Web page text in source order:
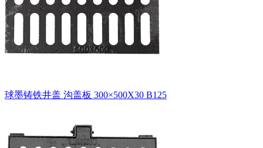
球墨铸铁井盖 沟盖板 300×500X30 B125